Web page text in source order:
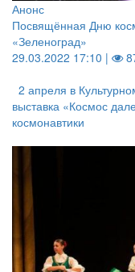
Анонс
Посвящённая Дню
«Зеленоград»
29.03.2022 17:10 |
2 апреля в
выставка «Космос
космонавтики